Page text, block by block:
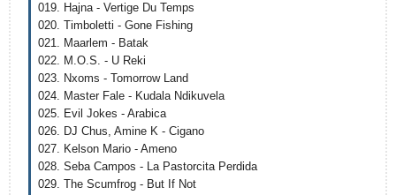
019. Hajna - Vertige Du Temps
020. Timboletti - Gone Fishing
021. Maarlem - Batak
022. M.O.S. - U Reki
023. Nxoms - Tomorrow Land
024. Master Fale - Kudala Ndikuvela
025. Evil Jokes - Arabica
026. DJ Chus, Amine K - Cigano
027. Kelson Mario - Ameno
028. Seba Campos - La Pastorcita Perdida
029. The Scumfrog - But If Not